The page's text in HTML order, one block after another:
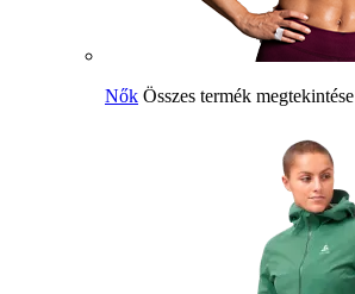
Nők Összes termék megtekintése